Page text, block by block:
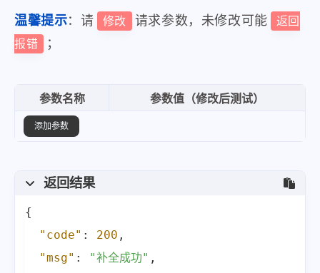
温馨提示：请 修改 请求参数，未修改可能
返回
报错
；
参数名称 参数值（修改后测试）
添加参数
返回结果
{
"code" : 200 ,
"msg" : "补全成功" ,